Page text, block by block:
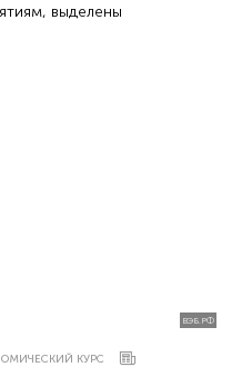
выделены
ВЭБ.РФ
КУРС